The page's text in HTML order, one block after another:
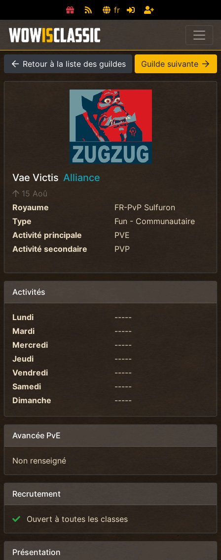
fr
Retour à la liste des guildes Guilde suivante
Vae Victis Alliance
15 Aoû
Royaume
FR-PvP Sulfuron
Type
Fun - Communautaire
Activité principale
PVE
Activité secondaire
PVP
Activités
Lundi
-----
Mardi
-----
Mercredi
-----
Jeudi
-----
Vendredi
-----
Samedi
-----
Dimanche
-----
Avancée PvE
Non renseigné
Recrutement
Ouvert à toutes les classes
Présentation